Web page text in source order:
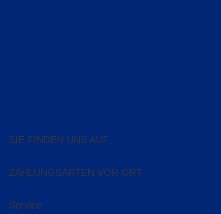
SIE FINDEN UNS AUF
ZAHLUNGSARTEN VOR ORT
Service